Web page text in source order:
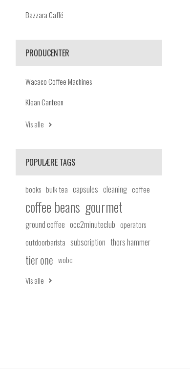
Bazzara Caffé
PRODUCENTER
Wacaco Coffee Machines
Klean Canteen
Vis alle
POPULÆRE TAGS
books bulk tea capsules cleaning coffee
coffee beans gourmet
ground coffee occ2minuteclub operators
outdoorbarista subscription thors hammer
tier one wobc
Vis alle